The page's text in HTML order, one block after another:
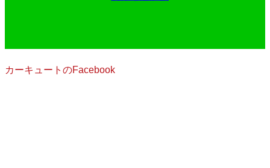
カーキュートのFacebook